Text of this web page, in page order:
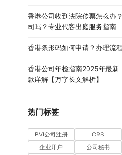
香港公司收到法院传票怎么办
司吗？专业代客出庭服务指南
香港条形码如何申请？办理流
香港公司年检指南2025年最新
款详解【万字长文解析】
热门标签
BVI公司注册 CRS
企业开户
公司秘书